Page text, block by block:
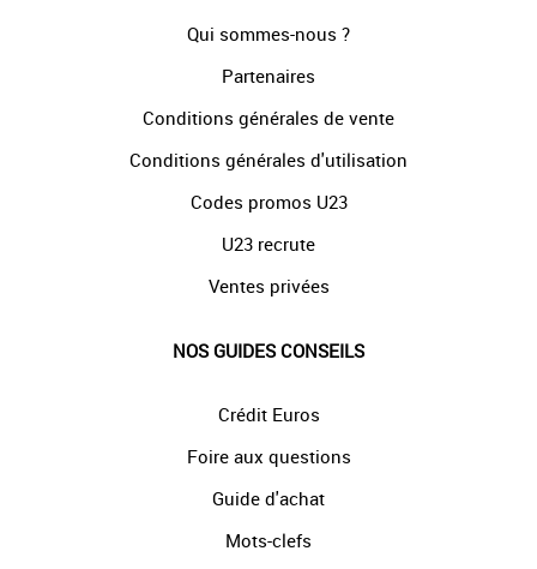
Qui sommes-nous ?
Partenaires
Conditions générales de vente
Conditions générales d'utilisation
Codes promos U23
U23 recrute
Ventes privées
NOS GUIDES CONSEILS
Crédit Euros
Foire aux questions
Guide d'achat
Mots-clefs